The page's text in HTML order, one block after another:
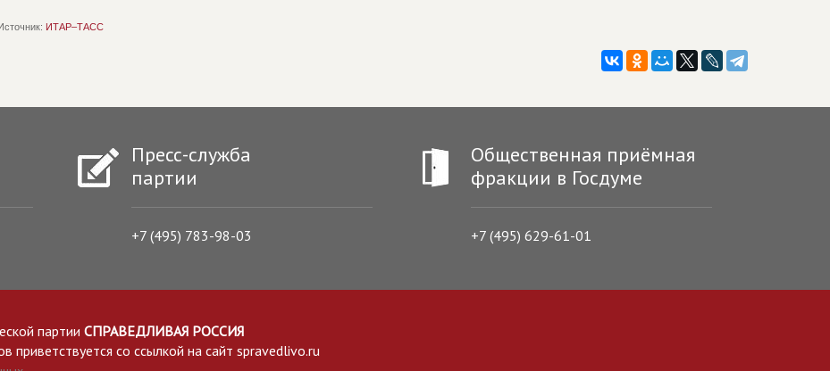
ИТАР–ТАСС
Пресс-служба
партии
+7 (495) 783-98-03
Общественная приёмная
фракции в Госдуме
+7 (495) 629-61-01
партии СПРАВЕДЛИВАЯ РОССИЯ
приветствуется со ссылкой на сайт spravedlivo.ru